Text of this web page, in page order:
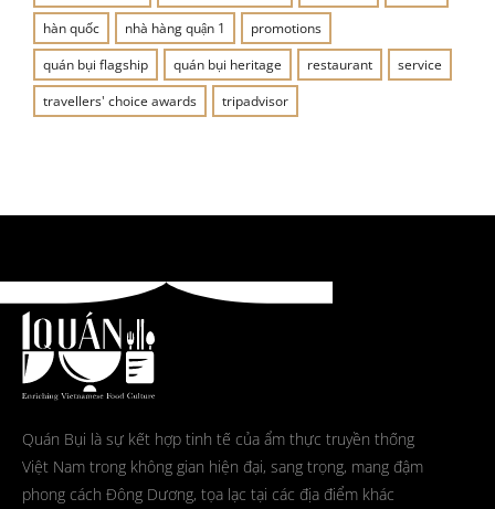
hàn quốc
nhà hàng quận 1
promotions
quán bụi flagship
quán bụi heritage restaurant
service
travellers' choice awards
tripadvisor
Quán Bụi là sự kết hợp tinh tế của ẩm thực truyền thống
Việt Nam trong không gian hiện đại, sang trọng, mang đậm
phong cách Đông Dương, tọa lạc tại các địa điểm khác